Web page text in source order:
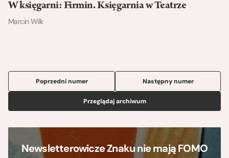
W księgarni: Firmin. Księgarnia w Teatrze
Marcin Wilk
Poprzedni numer
Przeglądaj archiwum
Następny numer
Newsletterowicze Znaku nie mają FOMO